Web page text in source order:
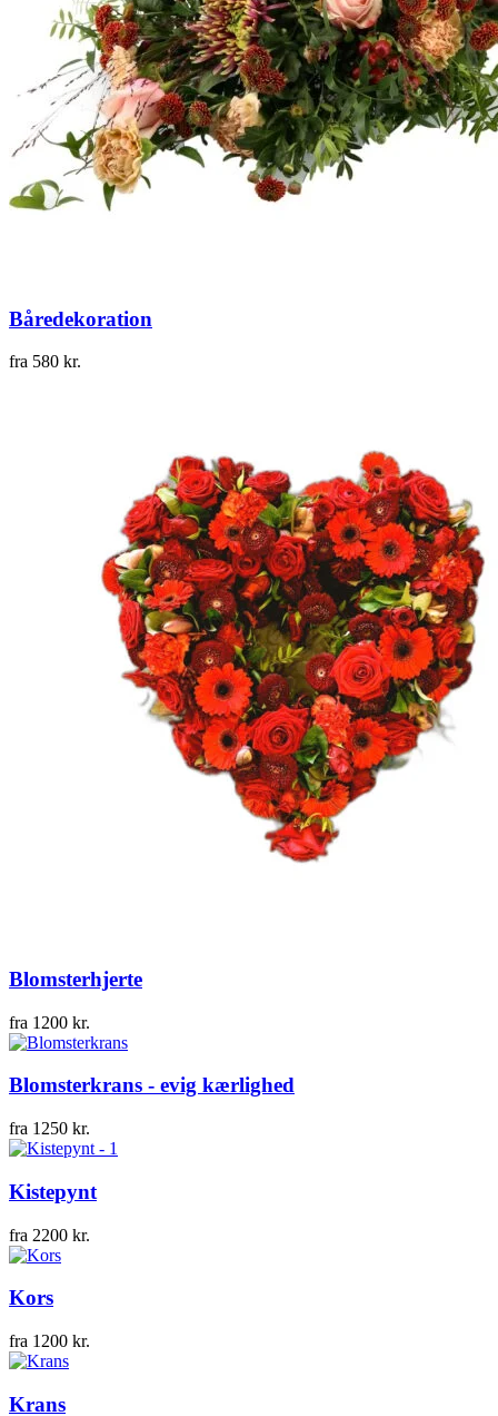
Båredekoration
fra 580 kr.
Blomsterhjerte
fra 1200 kr.
Blomsterkrans - evig kærlighed
fra 1250 kr.
Kistepynt
fra 2200 kr.
Kors
fra 1200 kr.
Krans